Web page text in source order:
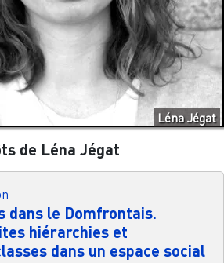
Léna Jégat
de Léna Jégat
dans le Domfrontais.
hiérarchies et
dans un espace social